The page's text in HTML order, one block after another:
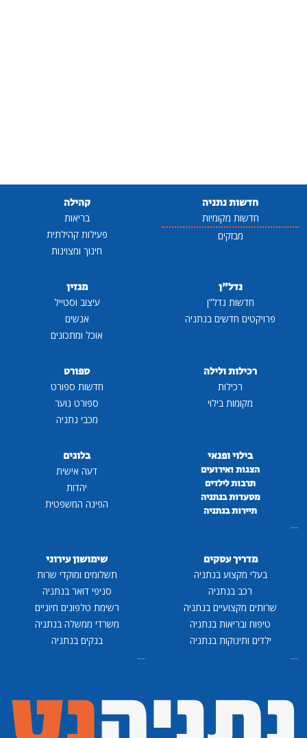
חדשות נתניה
חדשות מקומיות
מבזקים
קהילה
בריאות
פעילות קהילתית
חינוך ומצוינות
נדל"ן
חדשות נדל"ן
פרויקטים חדשים בנתניה
מגזין
עיצוב וסטייל
אנשים
אוכל ומתכונים
רכילות ולילה
רכילות
מקומות בילוי
ספורט
חדשות ספורט
ספורט נוער
מכבי נתניה
בילוי ופנאי
הצגות ואירועים
תרבות לילדים
מסעדות בנתניה
תיירות בנתניה
...
בלוגים
דעה אישית
יהדות
הפינה המשפטית
מדריך עסקים
בעלי מקצוע בנתניה
רכב בנתניה
שרותים מקצועיים בנתניה
טיפוח ובריאות בנתניה
ילדים ותינוקות בנתניה
...
שימושון עירוני
תשלומים ומוקדי שרות
סניפי דואר בנתניה
רשימת טלפונים חיוניים
משרדי ממשלה בנתניה
בנקים בנתניה
...